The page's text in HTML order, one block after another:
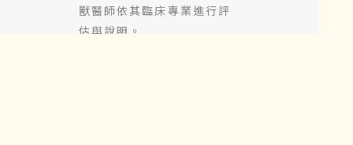
獸醫師依其臨床專業進行評
估與說明。